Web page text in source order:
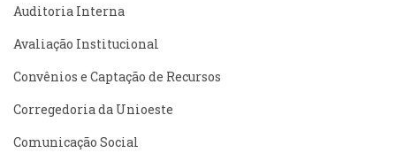
Auditoria Interna
Avaliação Institucional
Convênios e Captação de Recursos
Corregedoria da Unioeste
Comunicação Social